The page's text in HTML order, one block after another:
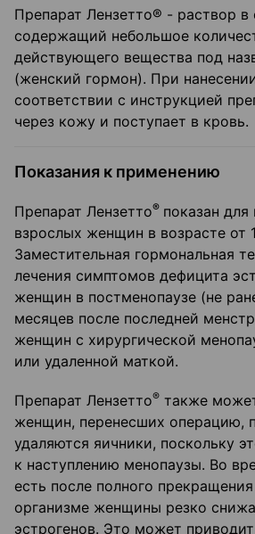
Препарат Лензетто® - раствор
содержащий небольшое
действующего вещества под
(женский гормон). При
соответствии с инструкцией
через кожу и поступает в кровь.
Показания к применению
Препарат Лензетто® показан
взрослых женщин в возрасте от
Заместительная гормональная
лечения симптомов дефицита
женщин в постменопаузе (не
месяцев после последней
женщин с хирургической
или удаленной маткой.
Препарат Лензетто® также
женщин, перенесших операцию,
удаляются яичники, поскольку
к наступлению менопаузы. Во
есть после полного
организме женщины резко
эстрогенов. Это может